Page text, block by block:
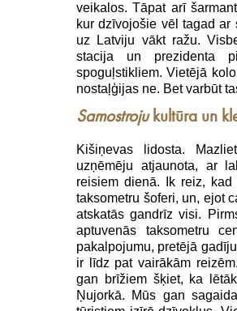
veikalos. Tāpat arī
kur dzīvojošie vēl tagad ar
uz Latviju vākt ražu.
stacija un prezidenta
spoguļstikliem. Vietējā
nostaļģijas ne. Bet varbūt
Samostrojukultūra un
Kišiņevas lidosta.
uzņēmēju atjaunota, ar
reisiem dienā. Ik reiz,
taksometru šoferi, un, ejot
atskatās gandrīz visi.
aptuvenās taksometru
pakalpojumu, pretējā
ir līdz pat vairākām
gan brīžiem šķiet, ka
Ņujorkā. Mūs gan